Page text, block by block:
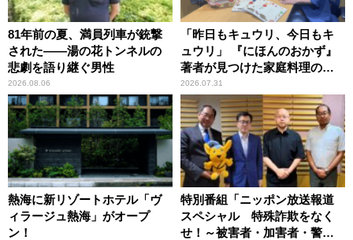
81年前の夏、満員列車が銃撃
された――湯の花トンネルの
悲劇を語り継ぐ男性
2026.08.06
「昨日もキュウリ、今日もキ
ュウリ」 『にほんのおかず』
著者が見つけた家庭料理の知
恵
2026.07.31
熱海に新リゾートホテル「ヴ
ィラージュ熱海」がオープ
ン！
特別番組「ニッポン放送報道
スペシャル 特殊詐欺をなく
せ！～被害者・加害者・警視